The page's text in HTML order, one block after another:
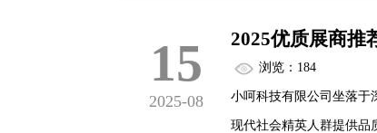
并妥善保管。
15
2025-08
2025优质展商推
浏览：184
小呵科技有限公司坐落于
现代社会精英人群提供品